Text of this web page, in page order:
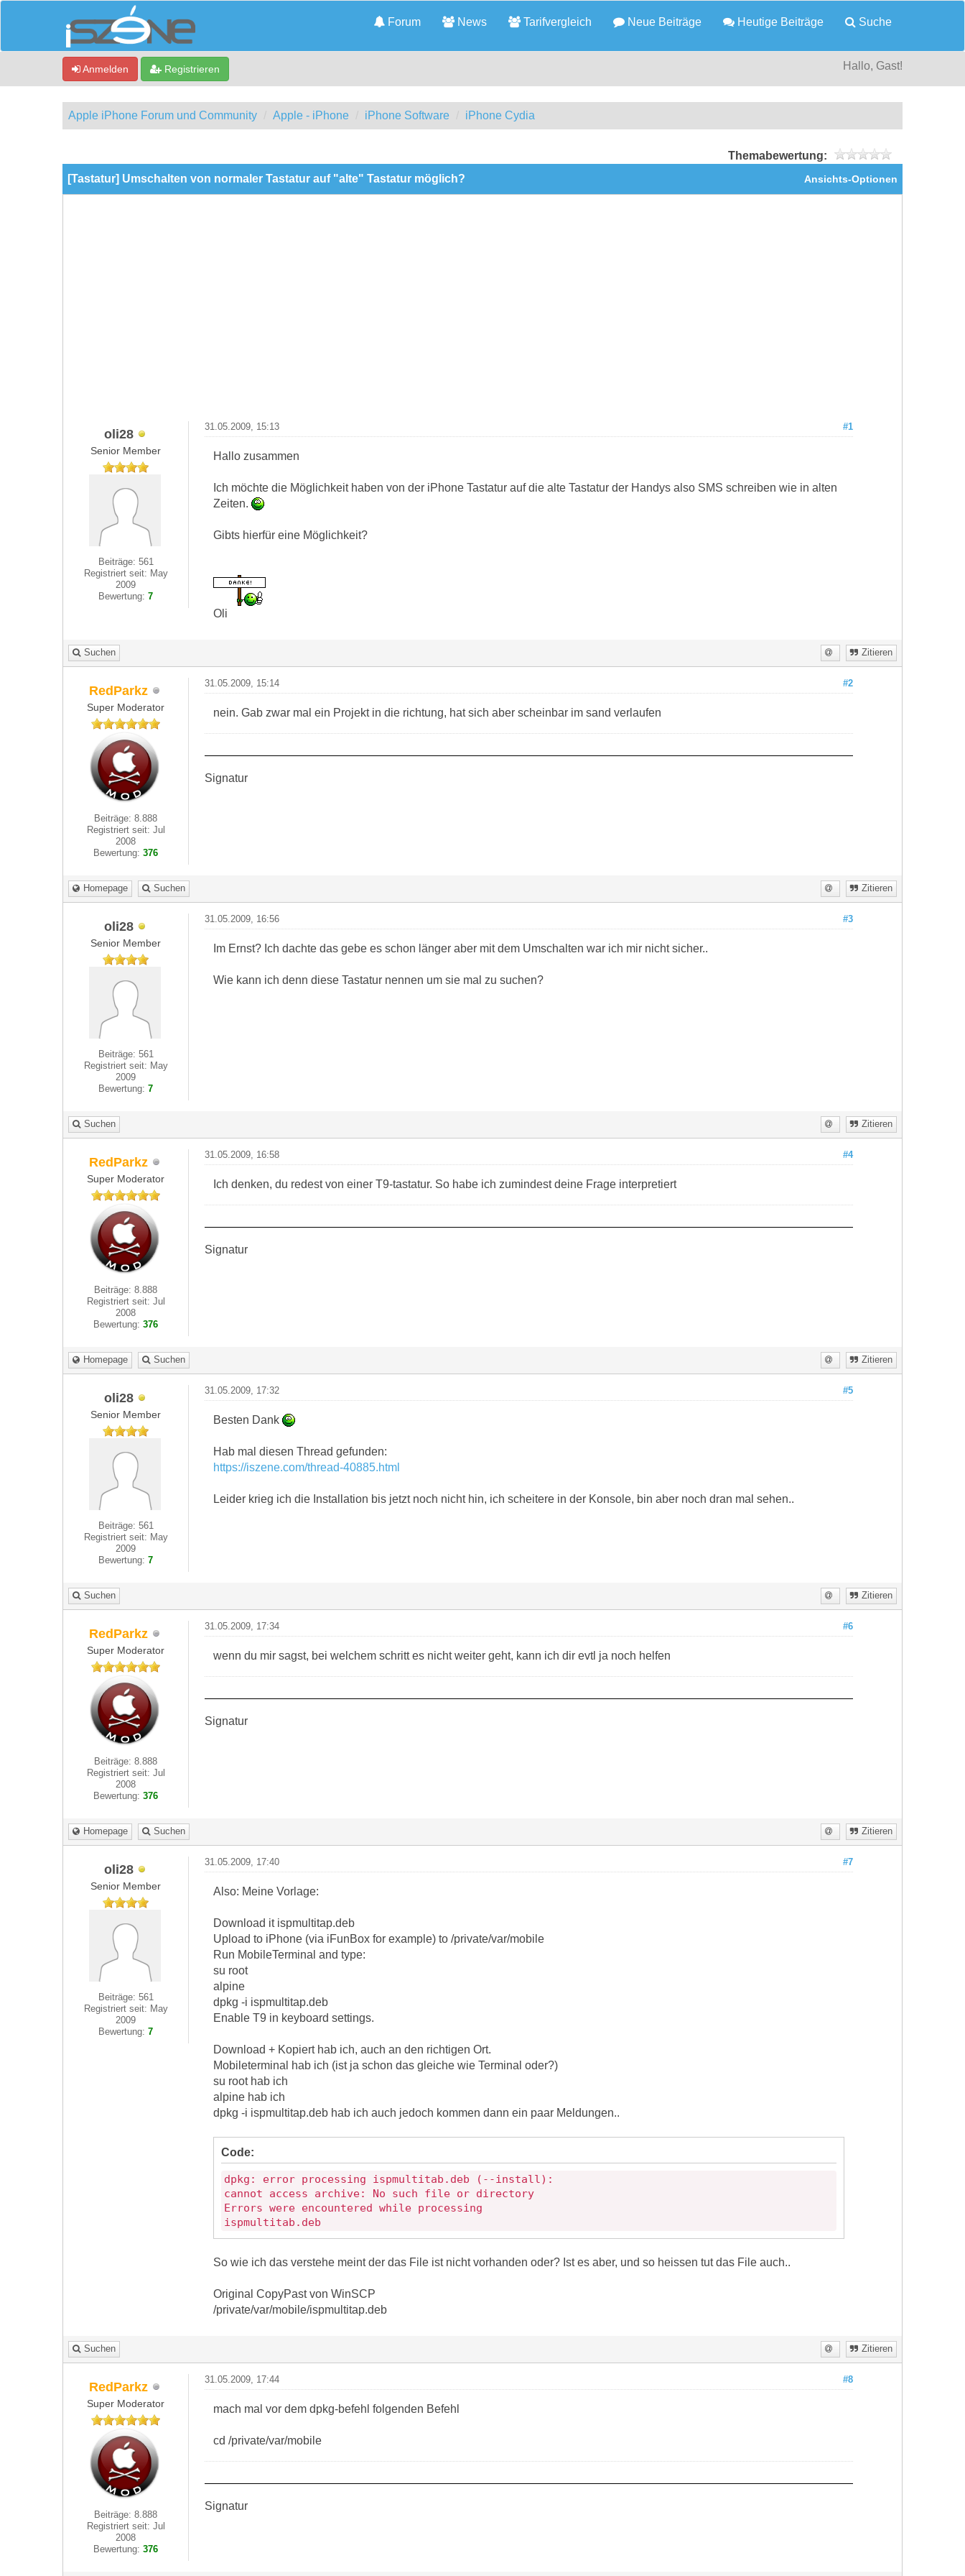
Forum News Tarifvergleich Neue Beiträge Heutige Beiträge Suche
Anmelden Registrieren Hallo, Gast!
Apple iPhone Forum und Community Apple - iPhone iPhone Software iPhone Cydia
Themabewertung:
Ansichts-Optionen
[Tastatur] Umschalten von normaler Tastatur auf "alte" Tastatur möglich?
oli28
Senior Member
Beiträge: 561
Registriert seit: May
2009
Bewertung:7
#1
31.05.2009, 15:13
Hallo zusammen
Ich möchte die Möglichkeit haben von der iPhone Tastatur auf die alte Tastatur der Handys also SMS schreiben wie in alten
Zeiten.
Gibts hierfür eine Möglichkeit?
Oli
Suchen Zitieren
RedParkz
Super Moderator
Beiträge: 8.888
Registriert seit: Jul
2008
Bewertung:376
#2
31.05.2009, 15:14
nein. Gab zwar mal ein Projekt in die richtung, hat sich aber scheinbar im sand verlaufen
Signatur
Homepage Suchen Zitieren
oli28
Senior Member
Beiträge: 561
Registriert seit: May
2009
Bewertung:7
#3
31.05.2009, 16:56
Im Ernst? Ich dachte das gebe es schon länger aber mit dem Umschalten war ich mir nicht sicher..
Wie kann ich denn diese Tastatur nennen um sie mal zu suchen?
Suchen Zitieren
RedParkz
Super Moderator
Beiträge: 8.888
Registriert seit: Jul
2008
Bewertung:376
#4
31.05.2009, 16:58
Ich denken, du redest von einer T9-tastatur. So habe ich zumindest deine Frage interpretiert
Signatur
Homepage Suchen Zitieren
oli28
Senior Member
Beiträge: 561
Registriert seit: May
2009
Bewertung:7
#5
31.05.2009, 17:32
Besten Dank
Hab mal diesen Thread gefunden:
https://iszene.com/thread-40885.html
Leider krieg ich die Installation bis jetzt noch nicht hin, ich scheitere in der Konsole, bin aber noch dran mal sehen..
Suchen Zitieren
RedParkz
Super Moderator
Beiträge: 8.888
Registriert seit: Jul
2008
Bewertung:376
#6
31.05.2009, 17:34
wenn du mir sagst, bei welchem schritt es nicht weiter geht, kann ich dir evtl ja noch helfen
Signatur
Homepage Suchen Zitieren
oli28
Senior Member
Beiträge: 561
Registriert seit: May
2009
Bewertung:7
#7
31.05.2009, 17:40
Also: Meine Vorlage:
Download it ispmultitap.deb
Upload to iPhone (via iFunBox for example) to /private/var/mobile
Run MobileTerminal and type:
su root
alpine
dpkg -i ispmultitap.deb
Enable T9 in keyboard settings.
Download + Kopiert hab ich, auch an den richtigen Ort.
Mobileterminal hab ich (ist ja schon das gleiche wie Terminal oder?)
su root hab ich
alpine hab ich
dpkg -i ispmultitap.deb hab ich auch jedoch kommen dann ein paar Meldungen..
Code:
dpkg: error processing ispmultitab.deb (--install):
cannot access archive: No such file or directory
Errors were encountered while processing
ispmultitab.deb
So wie ich das verstehe meint der das File ist nicht vorhanden oder? Ist es aber, und so heissen tut das File auch..
Original CopyPast von WinSCP
/private/var/mobile/ispmultitap.deb
Suchen Zitieren
RedParkz
Super Moderator
Beiträge: 8.888
Registriert seit: Jul
2008
Bewertung:376
#8
31.05.2009, 17:44
mach mal vor dem dpkg-befehl folgenden Befehl
cd /private/var/mobile
Signatur